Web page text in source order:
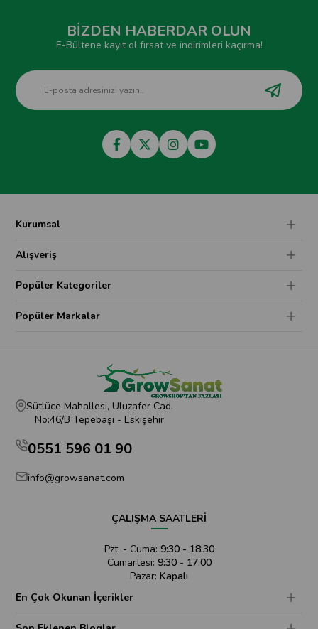
BİZDEN HABERDAR OLUN
E-Bültene kayıt ol fırsat ve indirimleri kaçırma!
Kurumsal
Alışveriş
Popüler Kategoriler
Popüler Markalar
Sütlüce Mahallesi, Uluzafer Cad.
No:46/B Tepebaşı - Eskişehir
0551 596 01 90
info@growsanat.com
ÇALIŞMA SAATLERİ
Pzt. - Cuma: 9:30 - 18:30
Cumartesi: 9:30 - 17:00
Pazar: Kapalı
En Çok Okunan İçerikler